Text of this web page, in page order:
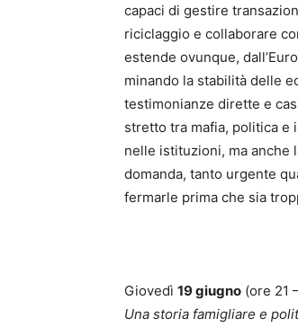
capaci di gestire
riciclaggio e collaborare
estende ovunque,
minando la stabilità delle
testimonianze dirette e
stretto tra mafia, politica e
nelle istituzioni, ma anche
domanda, tanto urgente
fermarle prima che sia
Giovedì 19 giugno (ore 21
Una storia famigliare e